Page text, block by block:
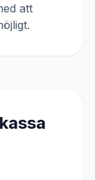
att